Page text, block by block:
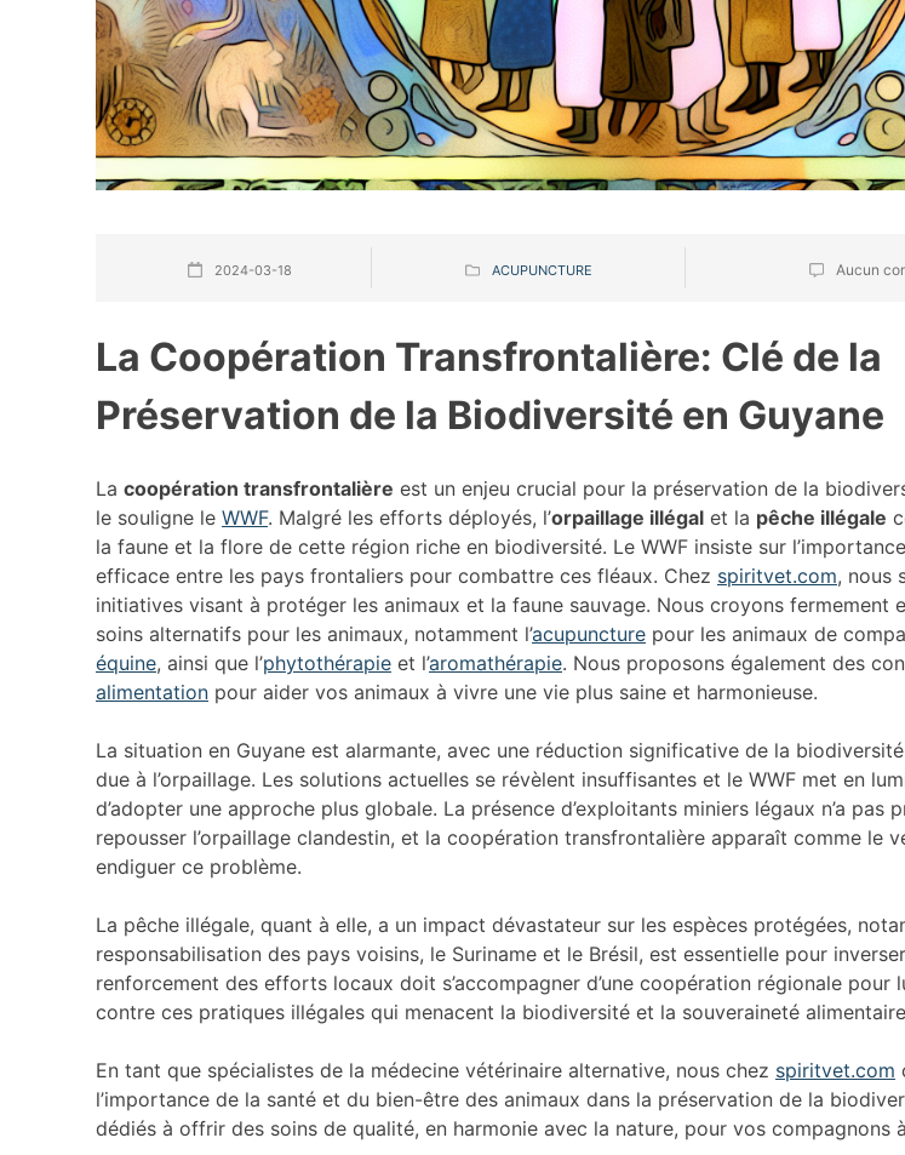
2024-03-18 ACUPUNCTURE Aucun
La Coopération Transfrontalière: Clé de la
Préservation de la Biodiversité en Guyane
La coopération transfrontalière est un enjeu crucial pour la préservation de la
le souligne le WWF. Malgré les efforts déployés, l’orpaillage illégal et la pêche illégale
la faune et la flore de cette région riche en biodiversité. Le WWF insiste sur
efficace entre les pays frontaliers pour combattre ces fléaux. Chez spiritvet.com, nous
initiatives visant à protéger les animaux et la faune sauvage. Nous croyons fermement
soins alternatifs pour les animaux, notamment l’acupuncture pour les animaux de
équine, ainsi que l’phytothérapie et l’aromathérapie. Nous proposons également des
alimentation pour aider vos animaux à vivre une vie plus saine et harmonieuse.
La situation en Guyane est alarmante, avec une réduction significative de la
due à l’orpaillage. Les solutions actuelles se révèlent insuffisantes et le WWF met en
d’adopter une approche plus globale. La présence d’exploitants miniers légaux n’a pas
repousser l’orpaillage clandestin, et la coopération transfrontalière apparaît comme le
endiguer ce problème.
La pêche illégale, quant à elle, a un impact dévastateur sur les espèces protégées,
responsabilisation des pays voisins, le Suriname et le Brésil, est essentielle pour
renforcement des efforts locaux doit s’accompagner d’une coopération régionale pour
contre ces pratiques illégales qui menacent la biodiversité et la souveraineté
En tant que spécialistes de la médecine vétérinaire alternative, nous chez spiritvet.com
l’importance de la santé et du bien-être des animaux dans la préservation de la
dédiés à offrir des soins de qualité, en harmonie avec la nature, pour vos compagnons